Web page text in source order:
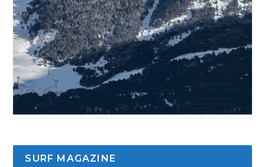
SURF MAGAZINE